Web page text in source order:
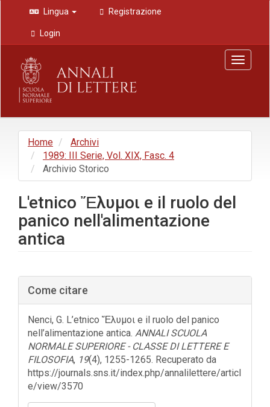
Navigazione
principale
Contenuto
principale
Barra
laterale
Lingua Registrazione
Login
Toggle
Home
Archivi
1989: III Serie, Vol. XIX, Fasc. 4
Archivio Storico
L'etnico Ἔλυμοι e il ruolo del
panico nell'alimentazione
antica
Barra
laterale
dell'articolo
Come citare
Nenci, G. L’etnico Ἔλυμοι e il ruolo del panico
nell’alimentazione antica. ANNALI SCUOLA
NORMALE SUPERIORE - CLASSE DI LETTERE E
FILOSOFIA, 19(4), 1255-1265. Recuperato da
https://journals.sns.it/index.php/annalilettere/articl
e/view/3570